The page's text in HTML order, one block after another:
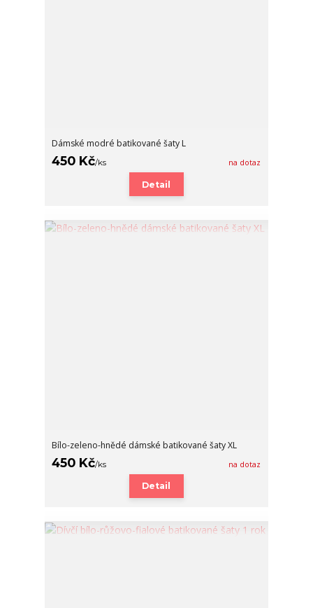
Dámské modré batikované šaty L
450 Kč/ks na dotaz
Detail
Bílo-zeleno-hnědé dámské batikované šaty XL
450 Kč/ks na dotaz
Detail